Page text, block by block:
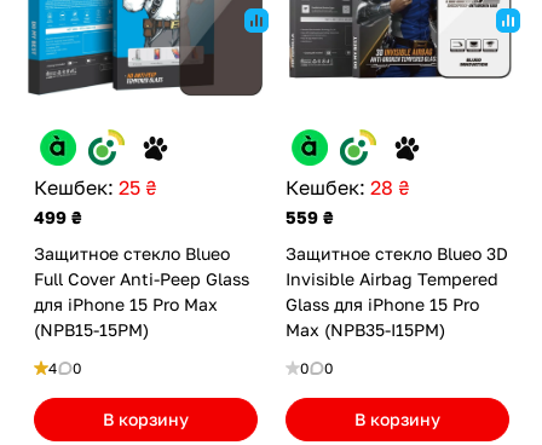
Кешбек: 25 ₴
499 ₴
Защитное стекло Blueo
Full Cover Anti-Peep Glass
для iPhone 15 Pro Max
(NPB15-15PM)
4 0
В корзину
Кешбек: 28 ₴
559 ₴
Защитное стекло Blueo 3D
Invisible Airbag Tempered
Glass для iPhone 15 Pro
Max (NPB35-I15PM)
0 0
В корзину